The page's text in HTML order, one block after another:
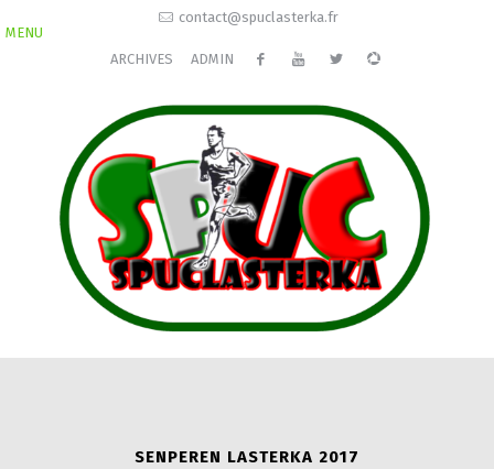
contact@spuclasterka.fr
ARCHIVES ADMIN
MENU
SENPEREN LASTERKA 2017